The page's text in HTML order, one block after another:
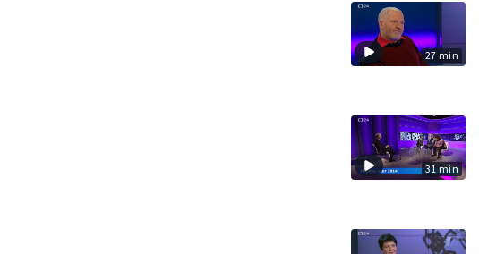
27 min
31 min